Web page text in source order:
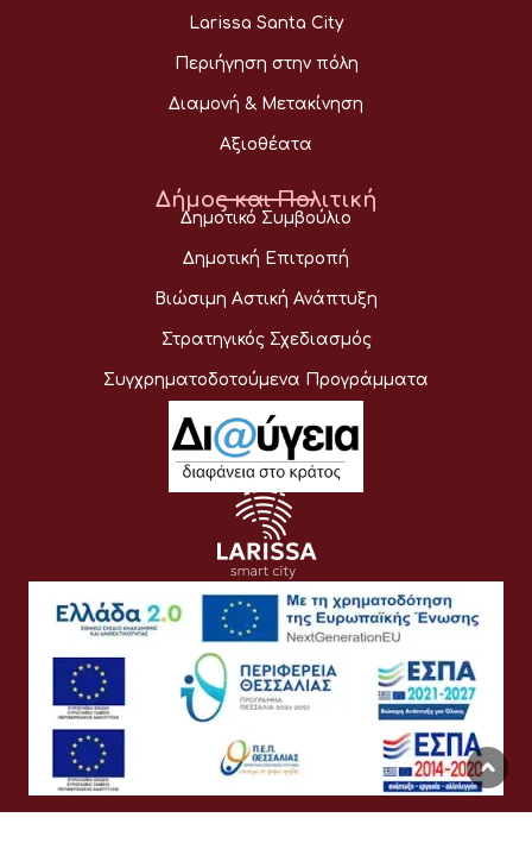
Larissa Santa City
Περιήγηση στην πόλη
Διαμονή & Μετακίνηση
Αξιοθέατα
Δήμος και Πολιτική
Δημοτικό Συμβούλιο
Δημοτική Επιτροπή
Βιώσιμη Αστική Ανάπτυξη
Στρατηγικός Σχεδιασμός
Συγχρηματοδοτούμενα Προγράμματα